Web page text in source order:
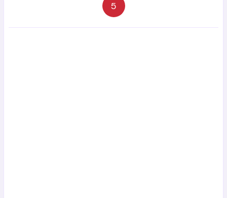
5